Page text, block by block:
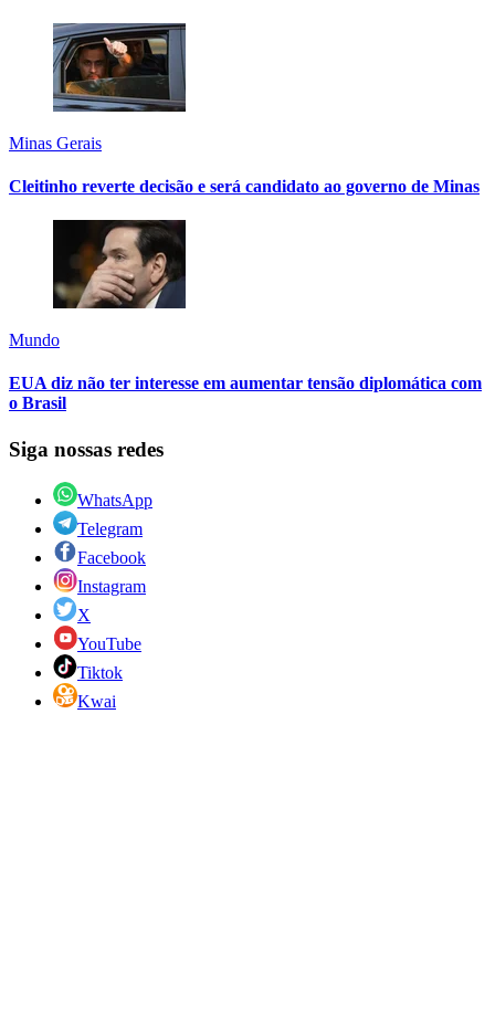
Minas Gerais
Cleitinho reverte decisão e será candidato ao governo de Minas
Mundo
EUA diz não ter interesse em aumentar tensão diplomática com
o Brasil
Siga nossas redes
WhatsApp
Telegram
Facebook
Instagram
X
YouTube
Tiktok
Kwai